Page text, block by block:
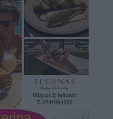
πρόγραμμα τον
Δήμο Ρόδου
58 λεπτά
Ξεμπλοκάρει η
οριστικών
για 224 εργατικές
πριν 1 ώρα